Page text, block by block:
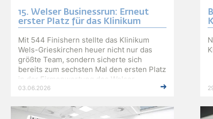
15. Welser Businessrun: Erneut
erster Platz für das Klinikum
Mit 544 Finishern stellte das Klinikum
Wels-Grieskirchen heuer nicht nur das
größte Team, sondern sicherte sich
bereits zum sechsten Mal den ersten Platz
in der Firmenwertung des Welser
Businessrun. Damit baut das Klinikum
beliebten Laufveranstaltung weiter aus.
03.06.2026